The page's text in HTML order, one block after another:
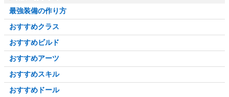
最強装備の作り方
おすすめクラス
おすすめビルド
おすすめアーツ
おすすめスキル
おすすめドール